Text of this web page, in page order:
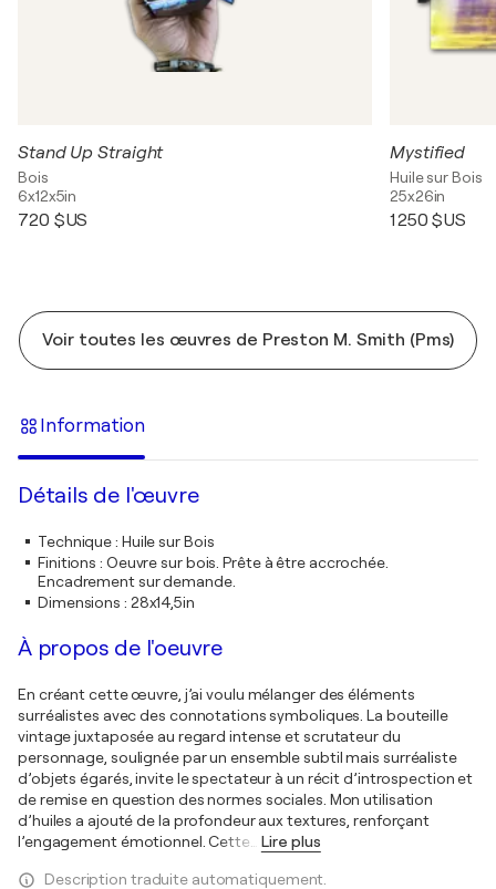
Stand Up Straight
Bois
6x12x5in
720 $US
Mystified
Huile sur Bois
25x26in
1 250 $US
Voir toutes les œuvres de Preston M. Smith (Pms)
Information
Détails de l'œuvre
Technique: Huile sur Bois
Finitions : Oeuvre sur bois. Prête à être accrochée.
Encadrement sur demande.
Dimensions : 28x14,5in
À propos de l'oeuvre
En créant cette œuvre, j’ai voulu mélanger des éléments
surréalistes avec des connotations symboliques. La bouteille
vintage juxtaposée au regard intense et scrutateur du
personnage, soulignée par un ensemble subtil mais surréaliste
d’objets égarés, invite le spectateur à un récit d’introspection et
de remise en question des normes sociales. Mon utilisation
d’huiles a ajouté de la profondeur aux textures, renforçant
l’engagement émotionnel. Cette
Lire plus
Description traduite automatiquement.